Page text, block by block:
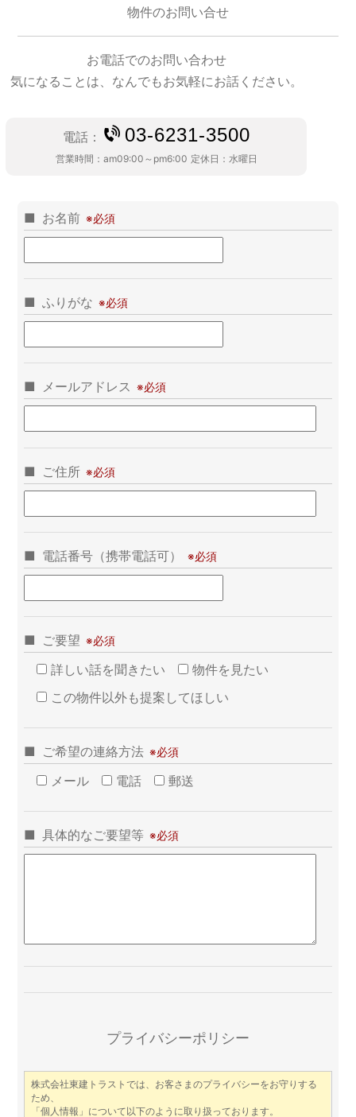
物件のお問い合せ
お電話でのお問い合わせ
気になることは、なんでもお気軽にお話ください。
電話： 03-6231-3500
営業時間： am09:00～pm6:00 定休日： 水曜日
お名前
ふりがな
メールアドレス
ご住所
電話番号（携帯電話可）
ご要望
詳しい話を聞きたい
物件を見たい
この物件以外も提案してほしい
ご希望の連絡方法
メール
電話 郵送
具体的なご要望等
プライバシーポリシー